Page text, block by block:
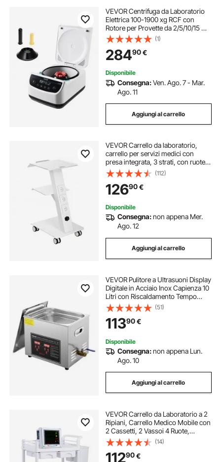
VEVOR Centrifuga da Laboratorio
Elettrica 100-1900 xg RCF con
Rotore per Provette da 2/5/10/15 ml,
Velocità Regolabile da 500 a 4000
Giri/min, Bassa Rumorosità per
Esperimenti di Laboratorio
(1)
28490€
Disponibile
Consegna:Ven. Ago. 7 - Mar.
Ago. 11
Aggiungi al carrello
VEVOR Carrello da laboratorio,
carrello per servizi medici con
presa integrata, 3 strati, con ruote
girevoli, portata 100 kg, per
laboratorio, clinica, salone di
bellezza, salone
(112)
12690€
Disponibile
Consegna:non appena Mer.
Ago. 12
Aggiungi al carrello
VEVOR Pulitore a Ultrasuoni Display
Digitale in Acciaio Inox Capienza 10
Litri con Riscaldamento Tempo
Temperatura Regolabile, Macchina
Pulitrice a Ultrasuoni per Gioielli
Occhiali Orologi Laboratorio
(51)
11390€
Disponibile
Consegna:non appena Lun.
Ago. 10
Aggiungi al carrello
VEVOR Carrello da Laboratorio a 2
Ripiani, Carrello Medico Mobile con
2 Cassetti, 2 Vassoi 4 Ruote,
Carrello per Servizio con Materiale
PP, 3 Contenitori, per Laboratorio,
Clinica, Ospedale, Salone
(14)
11290€